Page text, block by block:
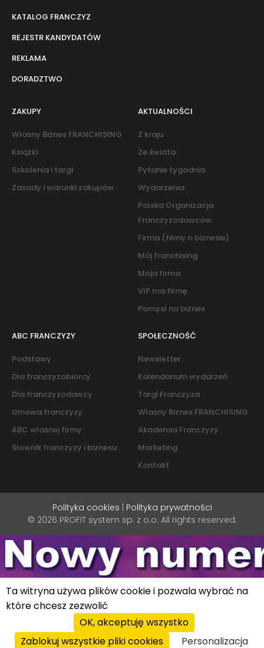
KATALOG FRANCZYZ
REJESTR KANDYDATÓW
REKLAMA
DORADZTWO
ZAKUPY
Własny Biznes FRANCHISING
Książki
Szkolenia i targi
Zasady i warunki zakupów
AKTUALNOŚCI
Z kraju
Ze świata
Pytanie tygodnia
Wydarzenia
Polska Organizacja
Franczyzodawców
Firma (filmy o biznesie)
Mój franchising
Moja firma
VIP ma firmę
Pomysł na biznes
ABC FRANCZYZY
Podstawy
Dla franczyzobiorcy
Dla franczyzodawcy
Umowa franczyzy
ABC własnej firmy
Słownik franczyzy i biznesu
SPOŁECZNOŚĆ
Newsletter
Kalendarium wydarzeń
Targi Franczyza
Własny Biznes FRANCHISING
Akademia Franczyzy
Marketing
Kontakt
Polityka cookies
Polityka prywatności
© 2026 PROFIT system sp. z o.o. All rights reserved.
Ta witryna używa plików cookie i pozwala wybrać na
które chcesz zezwolić
OK, akceptuję wszystko
Zablokuj wszystkie pliki cookies
Personalizacja